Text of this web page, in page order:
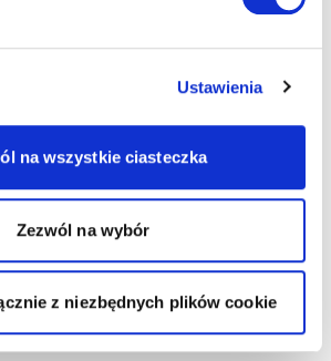
Ustawienia
na wszystkie ciasteczka
Zezwól na wybór
z niezbędnych plików cookie